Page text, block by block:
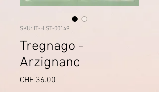
SKU: IT-HIST-00149
Tregnago -
Arzignano
CHF 36.00